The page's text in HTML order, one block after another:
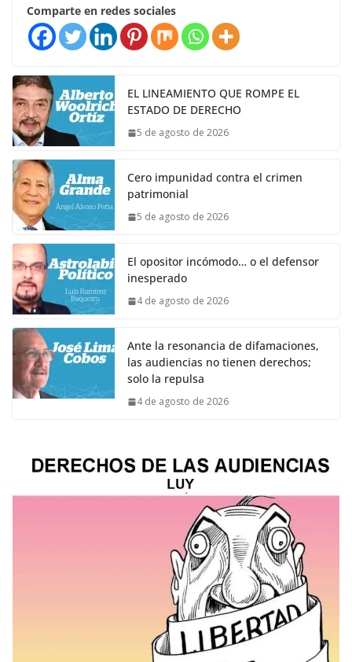
Comparte en redes sociales
EL LINEAMIENTO QUE ROMPE EL
ESTADO DE DERECHO
5 de agosto de 2026
Cero impunidad contra el crimen
patrimonial
5 de agosto de 2026
El opositor incómodo… o el defensor
inesperado
4 de agosto de 2026
Ante la resonancia de difamaciones,
las audiencias no tienen derechos;
solo la repulsa
4 de agosto de 2026